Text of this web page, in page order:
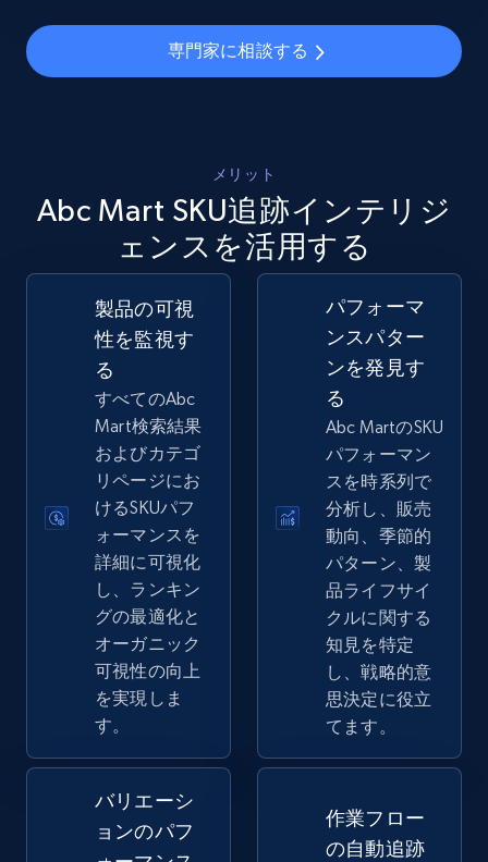
2.5K+ 378+ 今すぐ始める
URL, Product id, Title, Seller name, Seller rating,
Seller reviews, Breadcrumbs, Root category, and
more.
2.5K+ 359+ 今すぐ始める
eBay - Gather data on products using
specified keywords
URL, Product id, Title, Seller name, Seller rating,
Seller reviews, Breadcrumbs, Root category, and
2.5K+ 359+
eBay - Collect products from shops on eBay
URL, Product id, Title, Seller name, Seller rating,
Seller reviews, Breadcrumbs, Root category, and
2.5K+ 359+
専門家に相談する
メリット
Abc Mart SKU追跡インテリジ
ェンスを活用する
製品の可視
性を監視す
る
すべてのAbc
Mart検索結果
およびカテゴ
リページにお
けるSKUパフ
ォーマンスを
詳細に可視化
し、ランキン
グの最適化と
オーガニック
可視性の向上
を実現しま
す。
パフォーマ
ンスパター
ンを発見す
る
Abc MartのSKU
パフォーマン
スを時系列で
分析し、販売
動向、季節的
パターン、製
品ライフサイ
クルに関する
知見を特定
し、戦略的意
思決定に役立
てます。
バリエーシ
ョンのパフ
作業フロー
の自動追跡